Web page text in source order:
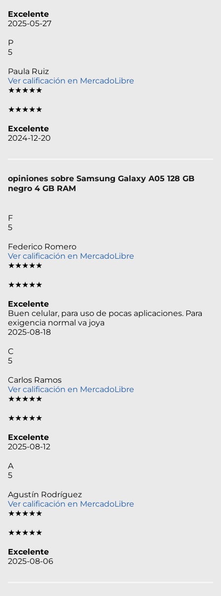
Excelente
2025-05-27
P
5
Paula Ruiz
Ver calificación en MercadoLibre
★★★★★
★★★★★
Excelente
2024-12-20
opiniones sobre Samsung Galaxy A05 128 GB
negro 4 GB RAM
F
5
Federico Romero
Ver calificación en MercadoLibre
★★★★★
★★★★★
Excelente
Buen celular, para uso de pocas aplicaciones. Para
exigencia normal va joya
2025-08-18
C
5
Carlos Ramos
Ver calificación en MercadoLibre
★★★★★
★★★★★
Excelente
2025-08-12
A
5
Agustín Rodríguez
Ver calificación en MercadoLibre
★★★★★
★★★★★
Excelente
2025-08-06